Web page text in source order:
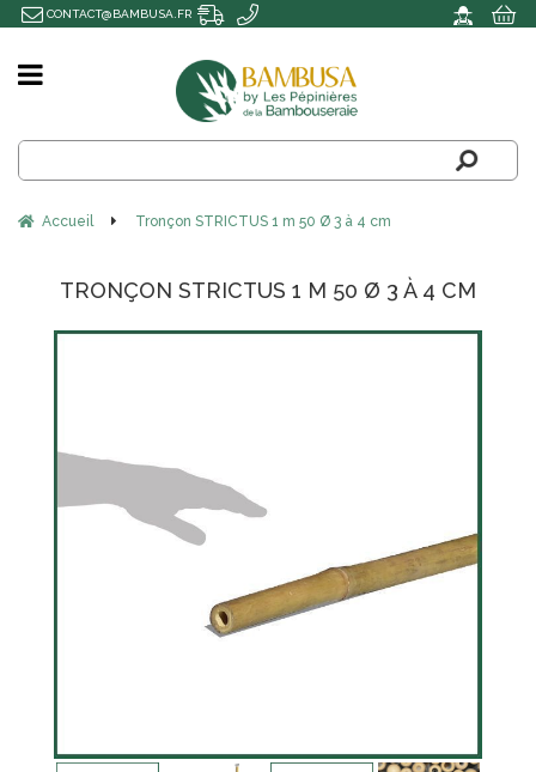
Accueil Tronçon STRICTUS 1 m 50 Ø 3 à 4 cm
TRONÇON STRICTUS 1 M 50 Ø 3 À 4 CM
CONTACT@BAMBUSA.FR